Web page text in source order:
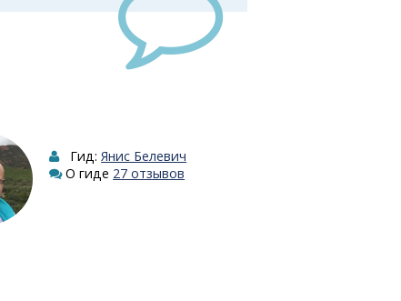
Гид:Янис Белевич
О гиде 27 отзывов